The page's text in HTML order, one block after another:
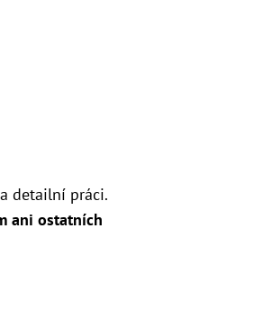
detailní práci.
ani ostatních